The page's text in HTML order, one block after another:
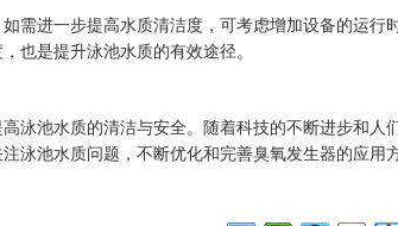
需进一步提高水质清洁度，可考虑增加设备的运行
也是提升泳池水质的有效途径。
泳池水质的清洁与安全。随着科技的不断进步和人
泳池水质问题，不断优化和完善臭氧发生器的应用